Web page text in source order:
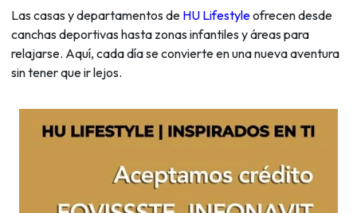
Las casas y departamentos de HU Lifestyleofrecen desde
canchas deportivas hasta zonas infantiles y áreas para
relajarse. Aquí, cada día se convierte en una nueva aventura
sin tener que ir lejos.